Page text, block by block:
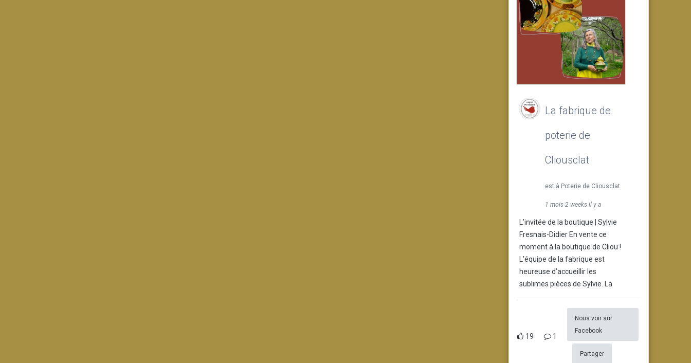
La fabrique de
poterie de
Cliousclat
est à Poterie de Cliousclat.
1 mois 2 weeks il y a
L’invitée de la boutique | Sylvie
Fresnais-Didier En vente ce
moment à la boutique de Cliou !
L’équipe de la fabrique est
heureuse d’accueillir les
sublimes pièces de Sylvie. La
19 1
Nous voir sur
Facebook
Partager